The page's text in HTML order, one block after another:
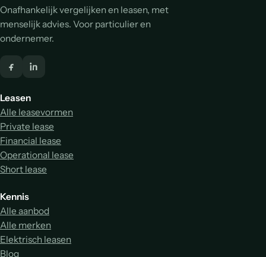
Onafhankelijk vergelijken en leasen, met
menselijk advies. Voor particulier en
ondernemer.
Leasen
Alle leasevormen
Private lease
Financial lease
Operational lease
Short lease
Kennis
Alle aanbod
Alle merken
Elektrisch leasen
Blog